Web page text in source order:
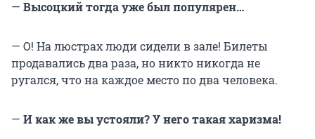
— Высоцкий тогда уже был популярен…
— О! На люстрах люди сидели в зале! Билеты
продавались два раза, но никто никогда не
ругался, что на каждое место по два человека.
— И как же вы устояли? У него такая харизма!